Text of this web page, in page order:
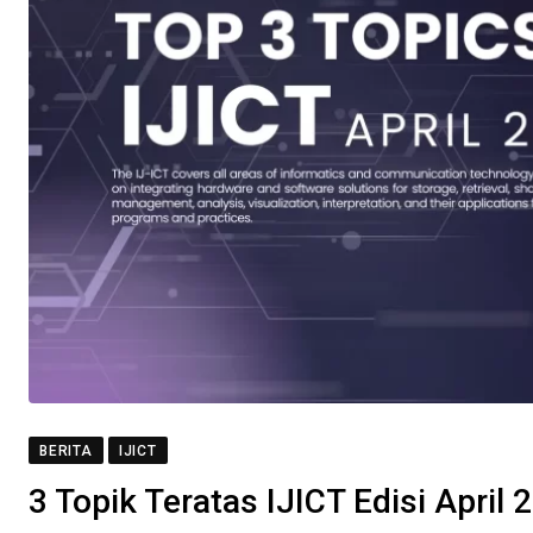
BERITA IJICT
3 Topik Teratas IJICT Edisi April